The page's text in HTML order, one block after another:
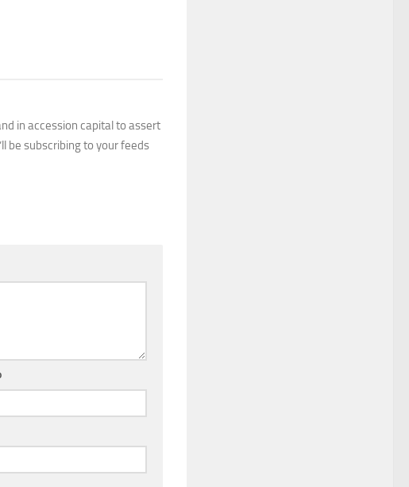
in accession capital to assert
be subscribing to your feeds